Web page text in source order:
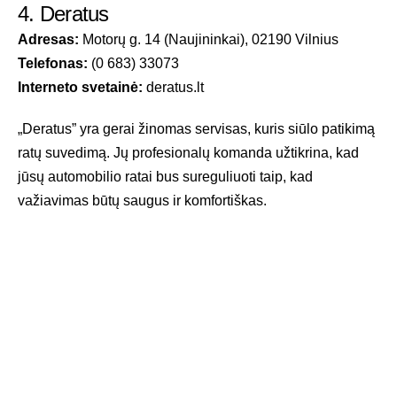
4. Deratus
Adresas: Motorų g. 14 (Naujininkai), 02190 Vilnius
Telefonas: (0 683) 33073
Interneto svetainė: deratus.lt
„Deratus” yra gerai žinomas servisas, kuris siūlo patikimą
ratų suvedimą. Jų profesionalų komanda užtikrina, kad
jūsų automobilio ratai bus sureguliuoti taip, kad
važiavimas būtų saugus ir komfortiškas.